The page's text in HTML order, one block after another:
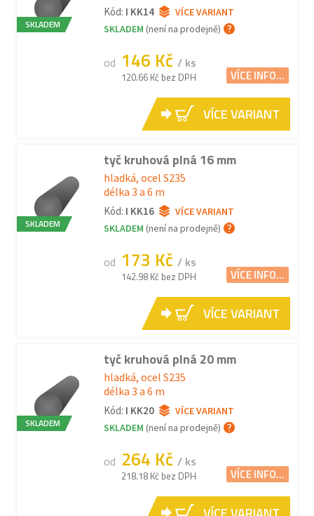
SKLADEM
Kód: I KK14
VÍCE VARIANT
SKLADEM (není na prodejně)
od 146 Kč / ks
120.66 Kč bez DPH VÍCE INFO...
VÍCE VARIANT
SKLADEM
tyč kruhová plná 16 mm
hladká, ocel S235
délka 3 a 6 m
Kód: I KK16
VÍCE VARIANT
SKLADEM (není na prodejně)
od 173 Kč / ks
142.98 Kč bez DPH VÍCE INFO...
VÍCE VARIANT
SKLADEM
tyč kruhová plná 20 mm
hladká, ocel S235
délka 3 a 6 m
Kód: I KK20
VÍCE VARIANT
SKLADEM (není na prodejně)
od 264 Kč / ks
218.18 Kč bez DPH VÍCE INFO...